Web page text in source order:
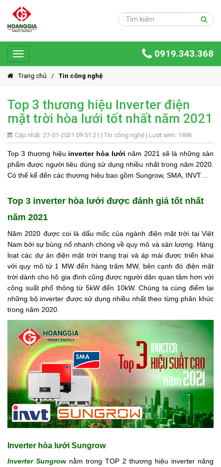
Toggle
navigation
0919.343.368
Trang
chủ
Sản
phẩm
Giải
Ứng
dụng
Dự
án
Hoàng
Gia
Giới
thiệu
Tin
tức
Hỏi
đáp
Tài
Tuyển
dụng
Trang chủ Tin công nghệ
Top 3 thương hiệu Inverter điện
mặt trời hòa lưới tốt nhất năm 2021
Cập nhật: 27-01-2021 09:51:21 | Tin công nghệ | Lượt xem: 1496
Top 3 thương hiệu inverter hòa lưới năm 2021 sẽ là những sản
phẩm được người tiêu dùng sử dụng nhiều nhất trong năm 2020.
Có thể kể đến các thương hiệu bao gồm Sungrow, SMA, INVT…
Top 3 inverter hòa lưới được đánh giá tốt nhất
năm 2021
Năm 2020 được coi là dấu mốc của ngành điện mặt trời tại Việt
Nam bởi sự bùng nổ nhanh chóng về quy mô và sản lượng. Hàng
loạt các dự án điện mặt trời trang trại và áp mái được triển khai
với quy mô từ 1 MW đến hàng trăm MW, bên cạnh đó điện mặt
trời dành cho hộ gia đình cũng được người dân quan tâm hơn với
công suất phổ thông từ 5kW đến 10kW. Chúng ta cùng điểm lại
những bộ inverter được sử dụng nhiều nhất theo từng phân khúc
trong năm 2020.
Inverter hòa lưới Sungrow
Inverter Sungrownằm trong TOP 2 thương hiệu inverter năng